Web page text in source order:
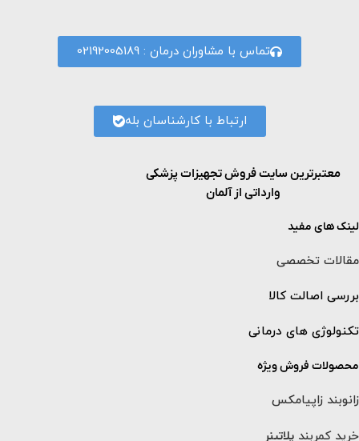
تماس با مشاوران درمان : 02192005189
ارتباط با کارشناسان بله
معتبرترین سایت فروش تجهیزات پزشکی
وارداتی از آلمان
لینک های مفید
مقالات تخصصی
بررسی اصالت کالا
تکنولوژی های درمانی
محصولات فروش ویژه
زانوبند زاپیامکس
خرید کمربند پلاتینر